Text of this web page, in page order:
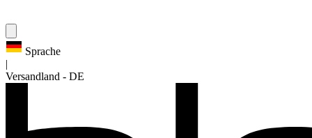
Sprache
Versandland - DE